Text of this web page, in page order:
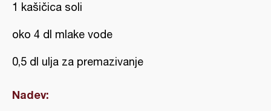
1 kašičica soli
oko 4 dl mlake vode
0,5 dl ulja za premazivanje
Nadev: